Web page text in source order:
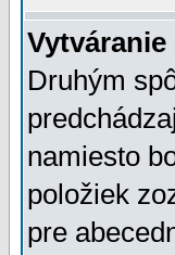
Druhým
namiesto
položiek
pre